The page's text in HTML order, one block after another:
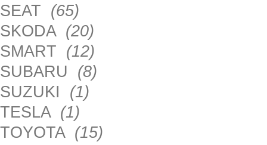
SEAT (65)
SKODA (20)
SMART (12)
SUBARU (8)
SUZUKI (1)
TESLA (1)
TOYOTA (15)